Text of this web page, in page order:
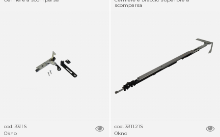
cod. 3311S
Okno
scomparsa
cod. 3311.21S
Okno